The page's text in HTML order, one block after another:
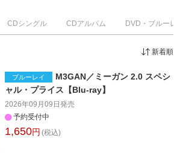
CDシングル CDアルバム DVD・ブルーレ
新着順
ブルーレイ
M3GAN／ミーガン 2.0 スペシ
ャル・プライス【Blu-ray】
2026年09月09日 発売
予約受付中
1,650円 (税込)